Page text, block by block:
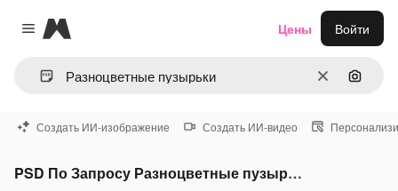
Close menu
Magnific
ОчиститьПоиск
Цены Войти
Создать ИИ-изображение Создать ИИ-видео
PSD По Запросу Разноцветные пузырьки